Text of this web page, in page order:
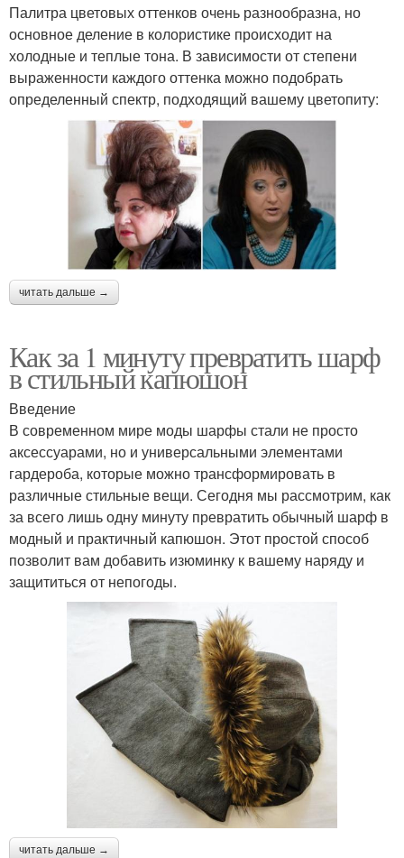
Палитра цветовых оттенков очень разнообразна, но
основное деление в колористике происходит на
холодные и теплые тона. В зависимости от степени
выраженности каждого оттенка можно подобрать
определенный спектр, подходящий вашему цветопиту:
читать дальше →
Как за 1 минуту превратить шарф
в стильный капюшон
Введение
В современном мире моды шарфы стали не просто
аксессуарами, но и универсальными элементами
гардероба, которые можно трансформировать в
различные стильные вещи. Сегодня мы рассмотрим, как
за всего лишь одну минуту превратить обычный шарф в
модный и практичный капюшон. Этот простой способ
позволит вам добавить изюминку к вашему наряду и
защититься от непогоды.
читать дальше →